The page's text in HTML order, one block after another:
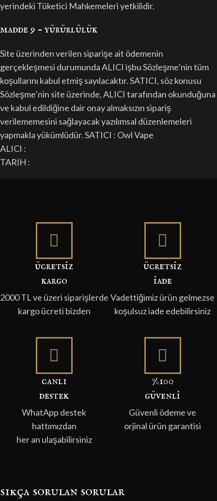
yerindeki Tüketici Mahkemeleri yetkilidir.
madde 9 – yürürlülük
Site üzerinden verilen siparişe ait ödemenin
gerçekleşmesi durumunda ALICI işbu Sözleşme’nin tüm
koşullarını kabul etmiş sayılacaktır. SATICI, söz konusu
Sözleşme’nin site üzerinde, ALICI tarafından okunduğuna
ve kabul edildiğine dair onay almaksızın sipariş
verilememesini sağlayacak yazılımsal düzenlemeleri
yapmakla yükümlüdür. SATICI : Owl Vape
ALICI :
TARİH :
ücretsi̇z
kargo
2000 TL ve üzeri siparişlerde
kargo ücreti bizden
ücretsi̇z
i̇ade
Vadettiğimiz ürün gelmezse
koşulsuz iade edebilirsiniz
canli
destek
WhatApp destek
hattımızdan
her an ulaşabilirsiniz
%100
güvenli̇
Güvenli ödeme ve
orjinal ürün garantisi
sıkça sorulan sorular